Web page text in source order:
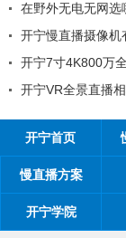
播摄像机？
势？
球机怎么样？
？
开宁首页
慢直播方案
开宁学院